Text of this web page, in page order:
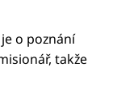
o poznání
takže